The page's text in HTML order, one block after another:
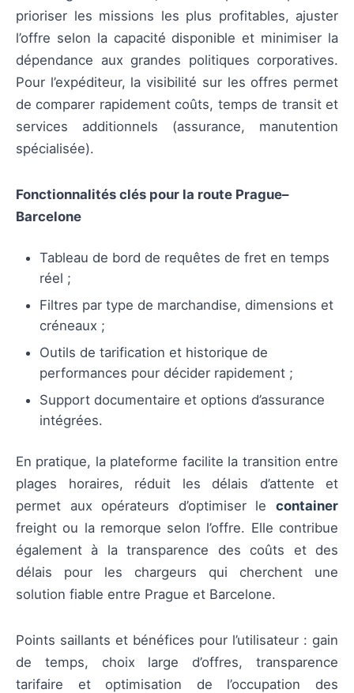
prioriser les missions les plus profitables, ajuster
l’offre selon la capacité disponible et minimiser la
dépendance aux grandes politiques corporatives.
Pour l’expéditeur, la visibilité sur les offres permet
de comparer rapidement coûts, temps de transit et
services additionnels (assurance, manutention
spécialisée).
Fonctionnalités clés pour la route Prague–
Barcelone
Tableau de bord de requêtes de fret en temps
réel ;
Filtres par type de marchandise, dimensions et
créneaux ;
Outils de tarification et historique de
performances pour décider rapidement ;
Support documentaire et options d’assurance
intégrées.
En pratique, la plateforme facilite la transition entre
plages horaires, réduit les délais d’attente et
permet aux opérateurs d’optimiser le container
freight ou la remorque selon l’offre. Elle contribue
également à la transparence des coûts et des
délais pour les chargeurs qui cherchent une
solution fiable entre Prague et Barcelone.
Points saillants et bénéfices pour l’utilisateur : gain
de temps, choix large d’offres, transparence
tarifaire et optimisation de l’occupation des